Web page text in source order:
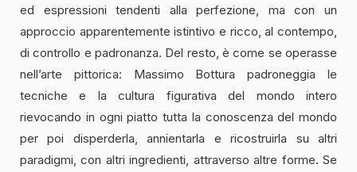
ed espressioni tendenti alla perfezione, ma con un
approccio apparentemente istintivo e ricco, al contempo,
di controllo e padronanza. Del resto, è come se operasse
nell’arte pittorica: Massimo Bottura padroneggia le
tecniche e la cultura figurativa del mondo intero
rievocando in ogni piatto tutta la conoscenza del mondo
per poi disperderla, annientarla e ricostruirla su altri
paradigmi, con altri ingredienti, attraverso altre forme. Se